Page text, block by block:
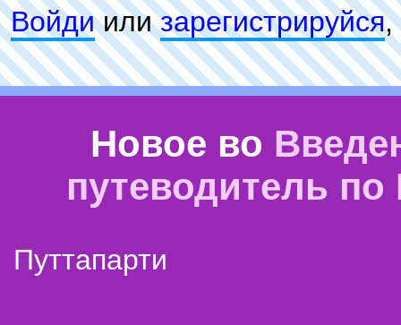
Войдиилизарeгиcтpируйся,
Новое во
путеводитель
Путтапарти